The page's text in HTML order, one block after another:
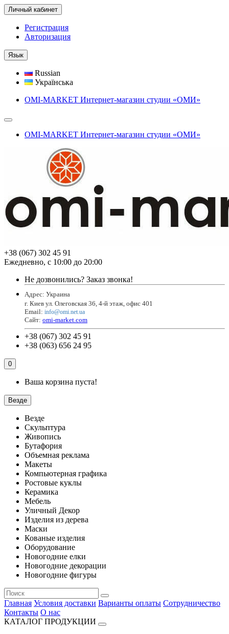
Личный кабинет
Регистрация
Авторизация
Язык
Russian
Українська
OMI-MARKET Интернет-магазин студии «ОМИ»
OMI-MARKET Интернет-магазин студии «ОМИ»
+38 (067) 302 45 91
Ежедневно, с 10:00 до 20:00
Не дозвонились? Заказ звонка!
Адрес: Украина
г. Киев ул. Олеговская 36, 4-й этаж, офис 401
Email: info@omi.net.ua
Сайт: omi-market.com
+38 (067) 302 45 91
+38 (063) 656 24 95
0
Ваша корзина пуста!
Везде
Везде
Скульптура
Живопись
Бутафория
Объемная реклама
Макеты
Компьютерная графика
Ростовые куклы
Керамика
Мебель
Уличный Декор
Изделия из дерева
Маски
Кованые изделия
Оборудование
Новогодние елки
Новогодние декорации
Новогодние фигуры
Главная Условия доставки Варианты оплаты Сотрудничество
Контакты О нас
КАТАЛОГ ПРОДУКЦИИ